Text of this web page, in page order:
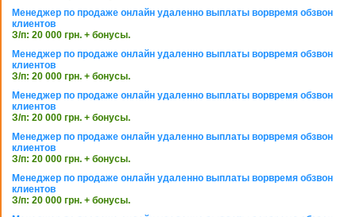
Менеджер по продаже онлайн удаленно выплаты ворвремя обзвон
клиентов
З/п: 20 000 грн. + бонусы.
Менеджер по продаже онлайн удаленно выплаты ворвремя обзвон
клиентов
З/п: 20 000 грн. + бонусы.
Менеджер по продаже онлайн удаленно выплаты ворвремя обзвон
клиентов
З/п: 20 000 грн. + бонусы.
Менеджер по продаже онлайн удаленно выплаты ворвремя обзвон
клиентов
З/п: 20 000 грн. + бонусы.
Менеджер по продаже онлайн удаленно выплаты ворвремя обзвон
клиентов
З/п: 20 000 грн. + бонусы.